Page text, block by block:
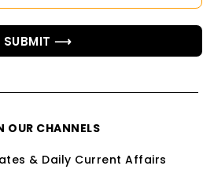
SUBMIT ⟶
OUR CHANNELS
& Daily Current Affairs